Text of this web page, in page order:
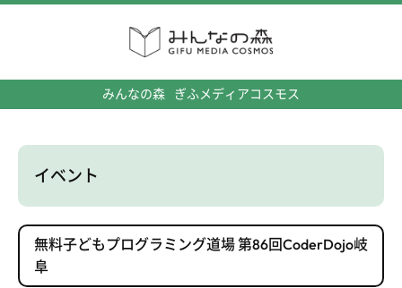
みんなの森 ぎふメディアコスモス
イベント
無料子どもプログラミング道場 第86回CoderDojo岐
阜